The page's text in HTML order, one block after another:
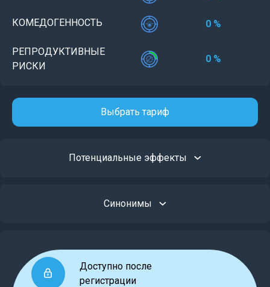
КОМЕДОГЕННОСТЬ 0 %
РЕПРОДУКТИВНЫЕ
РИСКИ
0 %
Выбрать тариф
Потенциальные эффекты
Синонимы
Доступно после
регистрации